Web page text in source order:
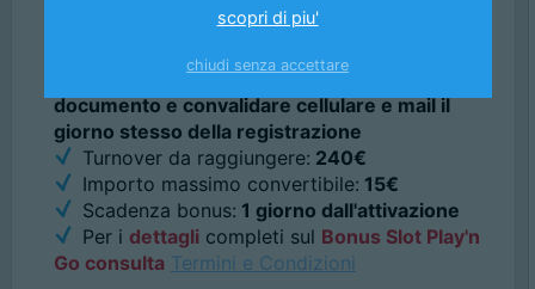
Importo Bonus:30€ Slot Play'n Go
inviare ed ottenere la validazione del
documento e convalidare cellulare e mail il
giorno stesso della registrazione
Turnover da raggiungere: 240€
Importo massimo convertibile: 15€
Scadenza bonus: 1 giorno dall'attivazione
Per i dettagli completi sul Bonus Slot Play'n
Go consulta Termini e Condizioni
chiudi senza accettare
scopri di piu'